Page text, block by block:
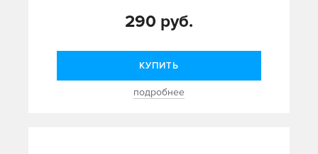
290 руб.
КУПИТЬ
подробнее